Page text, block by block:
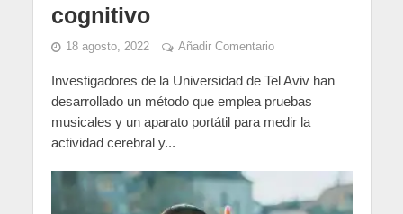
cognitivo
18 agosto, 2022 Añadir Comentario
Investigadores de la Universidad de Tel Aviv han
desarrollado un método que emplea pruebas
musicales y un aparato portátil para medir la
actividad cerebral y...